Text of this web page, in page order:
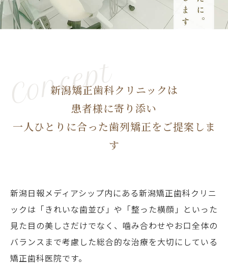
新潟矯正歯科クリニックは
患者様に寄り添い
一人ひとりに合った歯列矯正をご提案しま
す
新潟日報メディアシップ内にある新潟矯正歯科クリニ
ックは「きれいな歯並び」や「整った横顔」といった
見た目の美しさだけでなく、噛み合わせやお口全体の
バランスまで考慮した総合的な治療を大切にしている
矯正歯科医院です。